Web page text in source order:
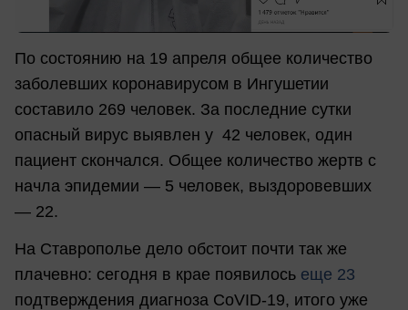
По состоянию на 19 апреля общее количество
заболевших коронавирусом в Ингушетии
составило 269 человек. За последние сутки
опасный вирус выявлен у 42 человек, один
пациент скончался. Общее количество жертв с
начла эпидемии — 5 человек, выздоровевших
— 22.
На Ставрополье дело обстоит почти так же
плачевно: сегодня в крае появилось еще 23
подтверждения диагноза CoVID-19, итого уже